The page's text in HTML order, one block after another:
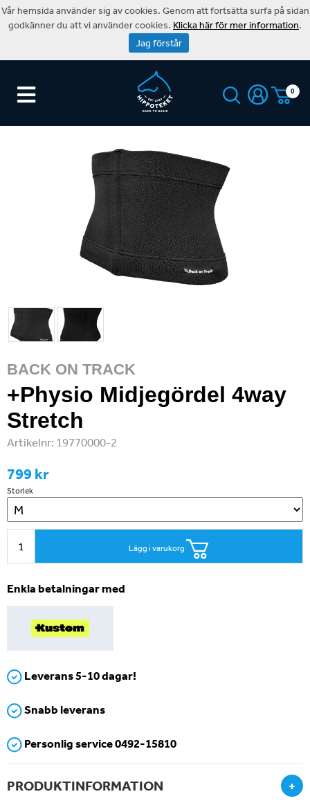
0
BACK ON TRACK
+Physio Midjegördel 4way
Stretch
Artikelnr: 19770000-2
799 kr
Storlek
Lägg i varukorg
Enkla betalningar med
Leverans 5-10 dagar!
Snabb leverans
Personlig service 0492-15810
PRODUKTINFORMATION +
Vår hemsida använder sig av cookies. Genom att fortsätta surfa på sidan
godkänner du att vi använder cookies. Klicka här för mer information.
Jag förstår